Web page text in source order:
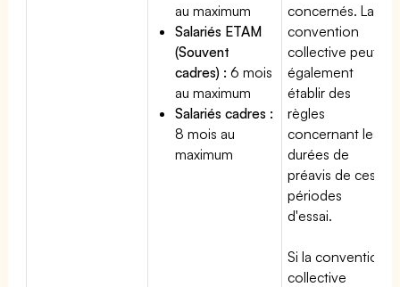
au maximum
Salariés ETAM
(Souvent
cadres) : 6 mois
au maximum
Salariés cadres :
8 mois au
maximum
concernés. La
convention
collective peut
également
établir des
règles
concernant les
durées de
préavis de ces
périodes
d'essai.
Si la convention
collective